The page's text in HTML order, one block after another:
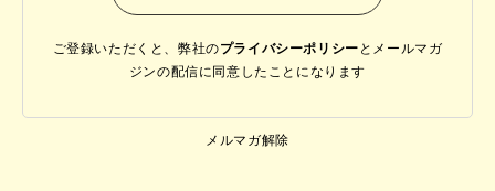
ご登録いただくと、弊社のプライバシーポリシー と メールマガ
ジンの配信に同意したことになります
メルマガ解除